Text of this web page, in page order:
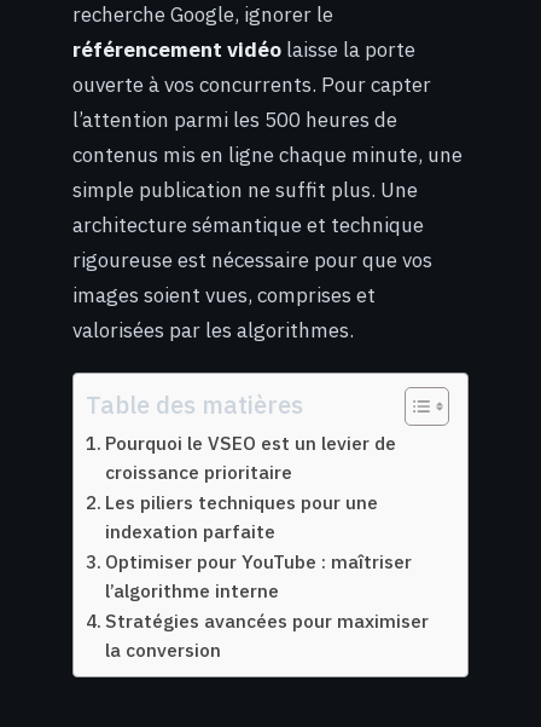
recherche Google, ignorer le
référencement vidéo laisse la porte
ouverte à vos concurrents. Pour capter
l’attention parmi les 500 heures de
contenus mis en ligne chaque minute, une
simple publication ne suffit plus. Une
architecture sémantique et technique
rigoureuse est nécessaire pour que vos
images soient vues, comprises et
valorisées par les algorithmes.
Table des matières
Pourquoi le VSEO est un levier de
croissance prioritaire
Les piliers techniques pour une
indexation parfaite
Optimiser pour YouTube : maîtriser
l’algorithme interne
Stratégies avancées pour maximiser
la conversion